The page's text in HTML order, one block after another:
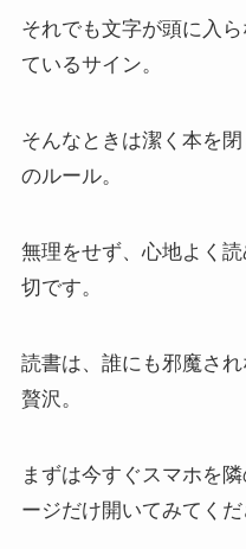
それでも文字が頭に入
ているサイン。
そんなときは潔く本を
のルール。
無理をせず、心地よく
切です。
読書は、誰にも邪魔さ
贅沢。
まずは今すぐスマホを
ージだけ開いてみてくだ